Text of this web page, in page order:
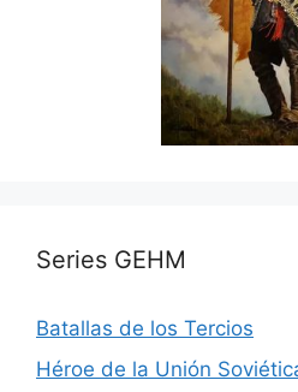
Series GEHM
Batallas de los Tercios
Héroe de la Unión